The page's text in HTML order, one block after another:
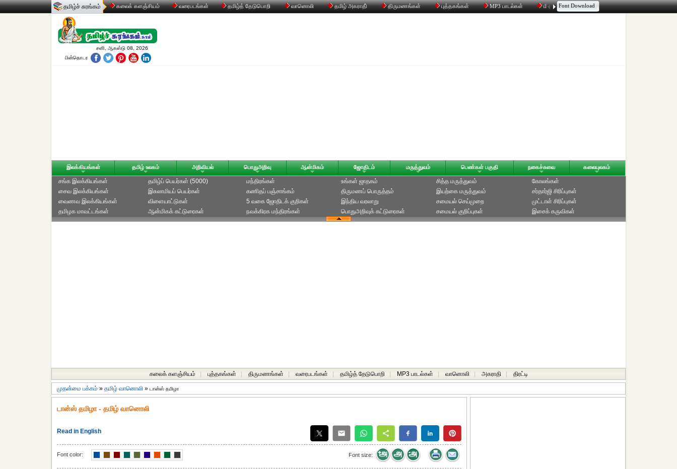
தமிழ்ச் சுரங்கம் கலைக் களஞ்சியம் வரைபடங்கள் தமிழ்த் தேடுபொறி வானொலி தமிழ் அகராதி் திருமணங்கள் புத்தகங்கள் MP3 பாடல்கள் மின்னஞ்சல் திரட்டி உரையாடல்
Font Download
சனி, ஆகஸ்டு 08, 2026
பின்தொடர
இலக்கியங்கள் தமிழ் உலகம் அறிவியல் பொதுஅறிவு ஆன்மிகம் ஜோதிடம் மருத்துவம் பெண்கள் பகுதி நகைச்சுவை கலையுலகம்
சங்க இலக்கியங்கள்
சைவ இலக்கியங்கள்
வைணவ இலக்கியங்கள்
தமிழக மாவட்டங்கள்
தமிழ்ப் பெயர்கள் (5000)
இசுலாமியப் பெயர்கள்
விளையாட்டுகள்
ஆன்மிகக் கட்டுரைகள்
மந்திரங்கள்
கணிதப் பஞ்சாங்கம்
5 வகை ஜோதிடக் குறிகள்
நவக்கிரக மந்திரங்கள்
உங்கள் ஜாதகம்
திருமணப் பொருத்தம்
இந்திய வரலாறு
பொதுஅறிவுக் கட்டுரைகள்
சித்த மருத்துவம்
இயற்கை மருத்துவம்
சமையல் செய்முறை
சமையல் குறிப்புகள்
கோலங்கள்
சர்தார்ஜி சிரிப்புகள்
முட்டாள் சிரிப்புகள்
இசைக் கருவிகள்
கலைக் களஞ்சியம் புத்தகங்கள் திருமணங்கள் வரைபடங்கள் தமிழ்த் தேடுபொறி MP3 பாடல்கள் வானொலி அகராதி திரட்டி
முதன்மை பக்கம் » தமிழ் வானொலி » டான்ஸ் தமிழா
டான்ஸ் தமிழா - தமிழ் வானொலி
Read in English
Font color: Font size: